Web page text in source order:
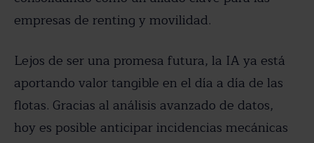
empresas de renting y movilidad.
Lejos de ser una promesa futura, la IA ya está
aportando valor tangible en el día a día de las
flotas. Gracias al análisis avanzado de datos,
hoy es posible anticipar incidencias mecánicas